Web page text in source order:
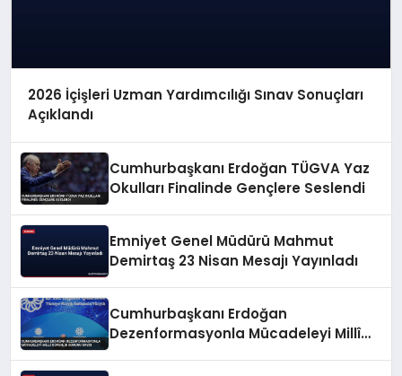
2026 İçişleri Uzman Yardımcılığı Sınav Sonuçları
Açıklandı
Cumhurbaşkanı Erdoğan TÜGVA Yaz
Okulları Finalinde Gençlere Seslendi
Emniyet Genel Müdürü Mahmut
Demirtaş 23 Nisan Mesajı Yayınladı
Cumhurbaşkanı Erdoğan
Dezenformasyonla Mücadeleyi Millî